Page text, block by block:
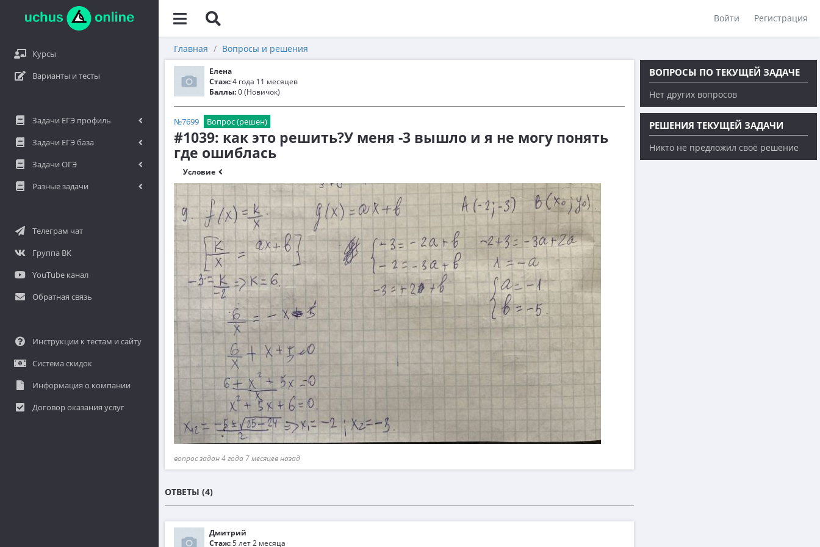
Войти Регистрация
Курсы
Варианты и тесты
Задачи ЕГЭ профиль
Задачи ЕГЭ база
Задачи ОГЭ
Разные задачи
Телеграм чат
Группа ВК
YouTube канал
Обратная связь
Инструкции к тестам и сайту
Система скидок
Информация о компании
Договор оказания услуг
Главная Вопросы и решения
Елена
Стаж:4 года 11 месяцев
Баллы:0 (Новичок)
№7699 Вопрос (решен)
#1039: как это решить?У меня -3 вышло и я не могу понять
где ошиблась
Условие
вопрос задан 4 года 7 месяцев назад
ОТВЕТЫ (4)
Дмитрий
Стаж:5 лет 2 месяца
ВОПРОСЫ ПО ТЕКУЩЕЙ ЗАДАЧЕ
Нет других вопросов
РЕШЕНИЯ ТЕКУЩЕЙ ЗАДАЧИ
Никто не предложил своё решение